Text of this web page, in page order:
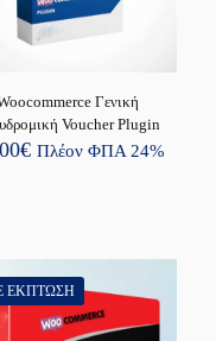
Γενική
Voucher Plugin
€ Πλέον ΦΠΑ 24%
ΈΚΠΤΩΣΗ